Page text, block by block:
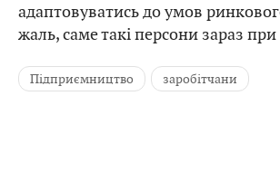
адаптовуватись до умов
жаль, саме такі персони зараз при
Підприємництво заробітчани